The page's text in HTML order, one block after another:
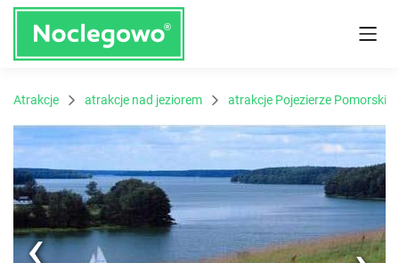
Atrakcje atrakcje nad jeziorem atrakcje Pojezierze Pomorskie
Next